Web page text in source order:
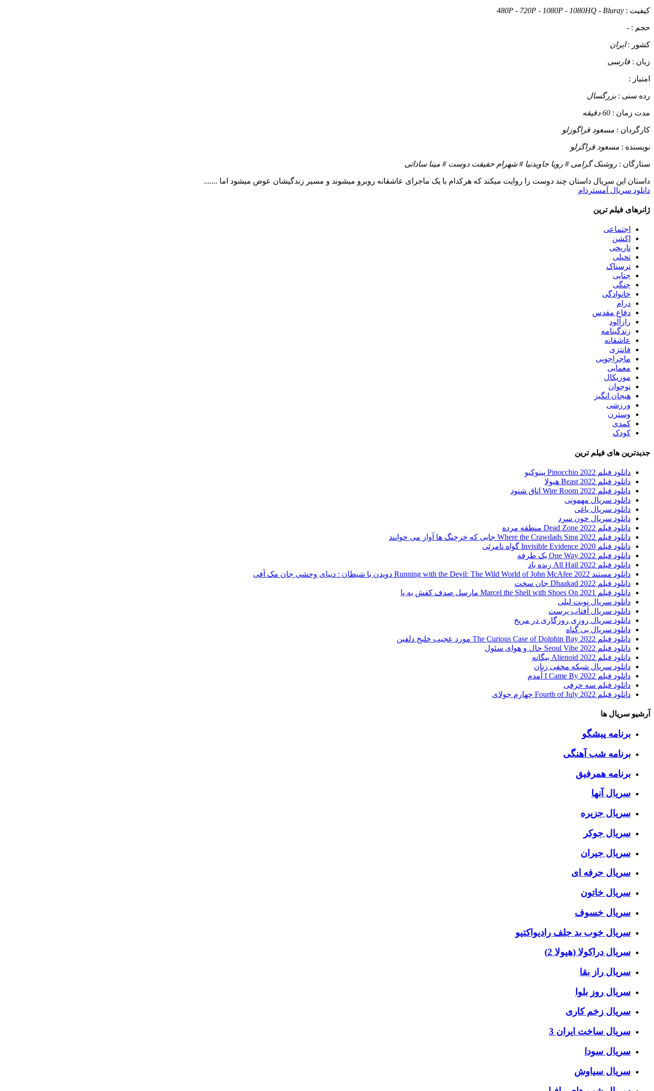
کیفیت : 480P - 720P - 1080P - 1080HQ - Bluray
حجم : -
کشور :ایران
زبان : فارسی
امتیاز :
رده سنی :بزرگسال
مدت زمان : 60 دقیقه
کارگردان : مسعود قراگوزلو
نویسنده : مسعود قراگزلو
ستارگان : روشنک گرامی # رویا جاویدنیا # شهرام حقیقت دوست # مینا ساداتی
داستان این سریال داستان چند دوست را روایت میکند که هرکدام با یک ماجرای عاشقانه روبرو میشوند و مسیر زندگیشان عوض میشود اما .......
دانلود سریال آمستردام
ژانرهای فیلم ترین
اجتماعی
اکشن
تاریخی
تخیلی
ترسناک
جنایی
جنگی
خانوادگی
درام
دفاع مقدس
رازآلود
زندگینامه
عاشقانه
فانتزی
ماجراجویی
معمایی
موزیکال
نوجوان
هیجان انگیز
ورزشی
وسترن
کمدی
کودک
جدیدترین های فیلم ترین
دانلود فیلم Pinocchio 2022 پینوکیو
دانلود فیلم Beast 2022 هیولا
دانلود فیلم Wire Room 2022 اتاق شنود
دانلود سریال مهمونی
دانلود سریال یاغی
دانلود سریال خون سرد
دانلود فیلم 2022 Dead Zone منطقه مرده
دانلود فیلم Where the Crawdads Sing 2022 جایی که خرچنگ ها آواز می خوانند
دانلود فیلم 2020 Invisible Evidence گواه نامرئی
دانلود فیلم One Way 2022 یک طرفه
دانلود فیلم All Hail 2022 زنده باد
دانلود مستند Running with the Devil: The Wild World of John McAfee 2022 دویدن با شیطان : دنیای وحشی جان مک آفی
دانلود فیلم Dhaakad 2022 جان سخت
دانلود فیلم Marcel the Shell with Shoes On 2021 مارسل صدف کفش به پا
دانلود سریال نوبت لیلی
دانلود سریال آفتاب پرست
دانلود سریال روزی روزگاری در مریخ
دانلود سریال بی گناه
دانلود فیلم The Curious Case of Dolphin Bay 2022 مورد عجیب خلیج دلفین
دانلود فیلم Seoul Vibe 2022 حال و هوای سئول
دانلود فیلم Alienoid 2022 بیگانه
دانلود سریال شبکه مخفی زنان
دانلود فیلم I Came By 2022 آمدم
دانلود فیلم سه حرفی
دانلود فیلم Fourth of July 2022 چهارم جولای
آرشیو سریال ها
برنامه پیشگو
برنامه شب آهنگی
برنامه همرفیق
سریال آنها
سریال جزیره
سریال جوکر
سریال جیران
سریال حرفه ای
سریال خاتون
سریال خسوف
سریال خوب بد جلف رادیواکتیو
سریال دراکولا (هیولا 2)
سریال راز بقا
سریال روز بلوا
سریال زخم کاری
سریال ساخت ایران 3
سریال سودا
سریال سیاوش